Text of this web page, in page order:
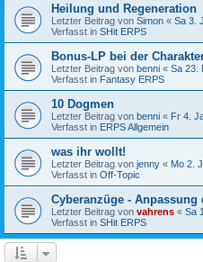
Heilung und Regeneration
Letzter Beitrag von Simon « Sa 3.
Verfasst in SHit ERPS
Bonus-LP bei der
Letzter Beitrag von benni « Sa 23.
Verfasst in Fantasy ERPS
10 Dogmen
Letzter Beitrag von benni « Fr 4.
Verfasst in ERPS Allgemein
was ihr wollt!
Letzter Beitrag von jenny « Mo 2.
Verfasst in Off-Topic
Cyberanzüge - Anpassung
Letzter Beitrag von vahrens « Sa
Verfasst in SHit ERPS